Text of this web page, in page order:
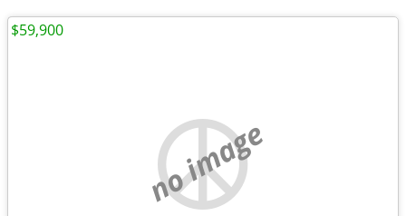
no image
$59,900